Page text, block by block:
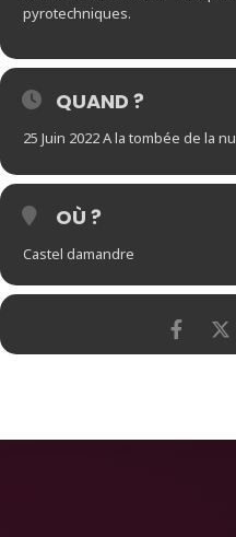
pyrotechniques.
QUAND ?
25 Juin 2022 A la tombée de la
OÙ ?
Castel damandre